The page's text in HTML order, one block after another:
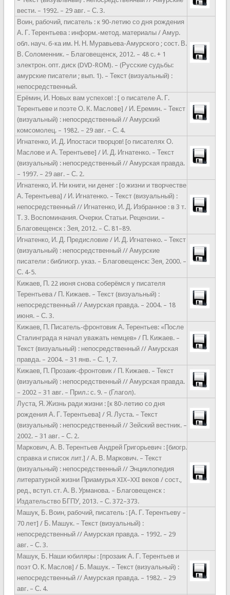
вести. – 1992. – 29 авг. – С. 3.
Воин, рабочий, писатель : к 90-летию со дня рождения
А. Г. Терентьева : информ.-метод. материалы / Амур.
обл. науч. б-ка им. Н. Н. Муравьева-Амурского ; сост. В.
В. Соломенник. – Благовещенск, 2012. – 48 с. + 1
электрон. опт. диск (DVD-ROM). – (Русские судьбы:
амурские писатели ; вып. 1). – Текст (визуальный) :
непосредственный.
Ерёмин, И. Новых вам успехов! : [ о писателе А. Г.
Терентьеве и поэте О. К. Маслове] / И. Еремин. – Текст
(визуальный) : непосредственный // Амурский
комсомолец. – 1982. – 29 авг. – С. 4.
Игнатенко, И. Д. Ипостаси творцов! [о писателях О.
Маслове и А. Терентьеве] / И. Д. Игнатенко. – Текст
(визуальный) : непосредственный // Амурская правда.
– 1997. – 29 авг. – С. 2.
Игнатенко, И. Ни книги, ни денег : [о жизни и творчестве
А. Терентьева] / И. Игнатенко. – Текст (визуальный) :
непосредственный // Игнатенко, И. Д. Избранное : в 3 т.
Т. 3. Воспоминания. Очерки. Статьи. Рецензии. –
Благовещенск : Зея, 2012. – С. 81–89.
Игнатенко, И. Д. Предисловие / И. Д. Игнатенко. – Текст
(визуальный) : непосредственный // Амурские
писатели : библиогр. указ. – Благовещенск: Зея, 2000. –
С. 4-5.
Кижаев, П. 22 июня снова соберёмся у писателя
Терентьева / П. Кижаев. – Текст (визуальный) :
непосредственный // Амурская правда. – 2004. – 18
июня. – С. 3.
Кижаев, П. Писатель-фронтовик А. Терентьев: «После
Сталинграда я начал уважать немцев» / П. Кижаев. –
Текст (визуальный) : непосредственный // Амурская
правда. – 2004. – 31 янв. – С. 1, 7.
Кижаев, П. Прозаик-фронтовик / П. Кижаев. – Текст
(визуальный) : непосредственный // Амурская правда.
– 2002 – 31 авг. – Прил.: с. 9. – (Глагол).
Луста, Я. Жизнь ради жизни : [к 80-летию со дня
рождения А. Г. Терентьева] / Я. Луста. – Текст
(визуальный) : непосредственный // Зейский вестник. –
2002. – 31 авг. – С. 2.
Маркович, А. В. Терентьев Андрей Григорьевич : [биогр.
справка и список лит.] / А. В. Маркович. – Текст
(визуальный) : непосредственный // Энциклопедия
литературной жизни Приамурья XIX–XXI веков / сост.,
ред., вступ. ст. А. В. Урманова. – Благовещенск :
Издательство БГПУ, 2013. – С. 372–373.
Машук, Б. Воин, рабочий, писатель : [А. Г. Терентьеву –
70 лет] / Б. Машук. – Текст (визуальный) :
непосредственный // Амурская правда. – 1992. – 29
авг. – С. 3.
Машук, Б. Наши юбиляры : [прозаик А. Г. Терентьев и
поэт О. К. Маслов] / Б. Машук. – Текст (визуальный) :
непосредственный // Амурская правда. – 1982. – 29
авг. – С. 4.